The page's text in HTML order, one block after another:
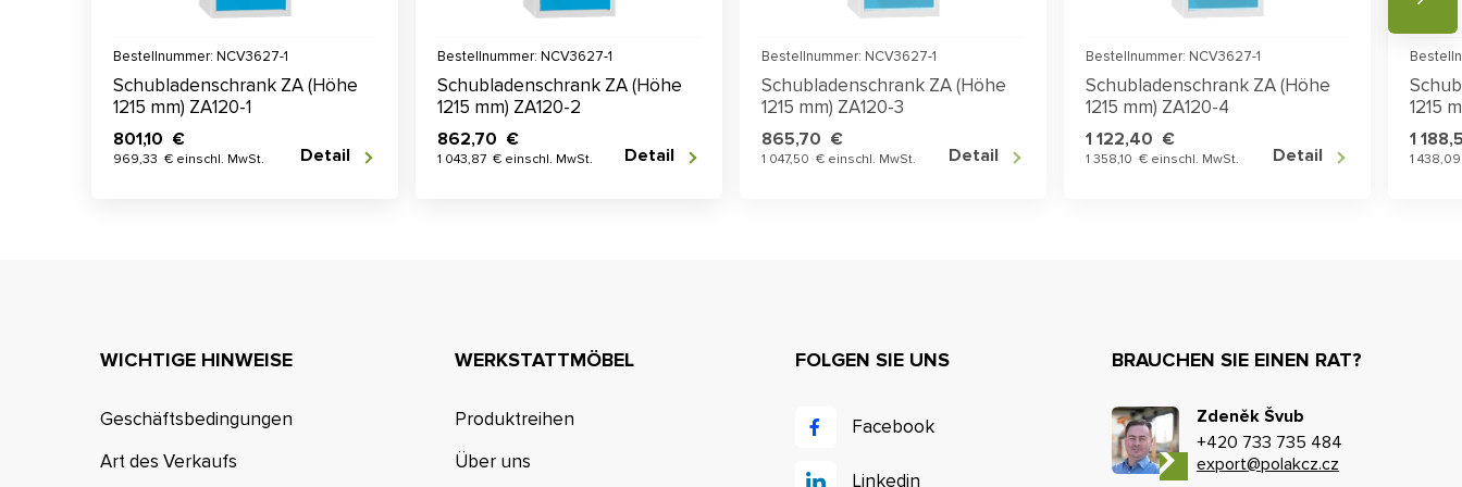
Bestellnummer: NCV3627-1
Schubladenschrank ZA (Höhe
1215 mm) ZA120-1
801,10 €
969,33 € einschl. MwSt. Detail
Bestellnummer: NCV3627-1
Schubladenschrank ZA (Höhe
1215 mm) ZA120-2
862,70 €
1 043,87 € einschl. MwSt. Detail
Bestellnummer: NCV3627-1
Schubladenschrank ZA (Höhe
1215 mm) ZA120-3
865,70 €
1 047,50 € einschl. MwSt. Detail
Bestellnummer: NCV3627-1
Schubladenschrank ZA (Höhe
1215 mm) ZA120-4
1 122,40 €
1 358,10 € einschl. MwSt. Detail
1215
1
1
WICHTIGE HINWEISE
Geschäftsbedingungen
Art des Verkaufs
WERKSTATTMÖBEL
Produktreihen
Über uns
FOLGEN SIE UNS
Facebook
Linkedin
BRAUCHEN SIE EINEN RAT?
Zdeněk Švub
+420 733 735 484
export@polakcz.cz